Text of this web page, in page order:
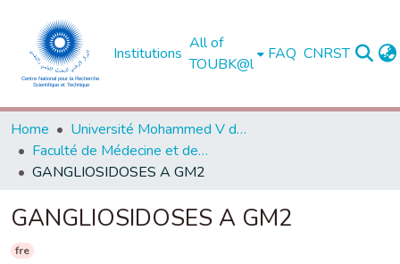
Institutions
All of
TOUBK@l
FAQ CNRST
Home
Université Mohammed V de Rabat
Faculté de Médecine et de Pharmacie - Rabat
GANGLIOSIDOSES A GM2
GANGLIOSIDOSES A GM2
fre